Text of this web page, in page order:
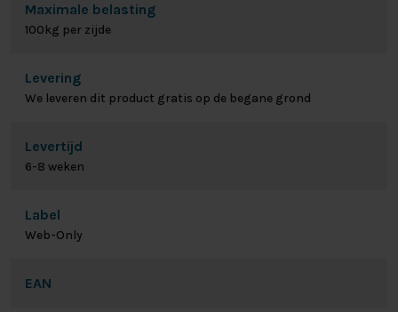
Maximale belasting
100kg per zijde
Levering
We leveren dit product gratis op de begane grond
Levertijd
6-8 weken
Label
Web-Only
EAN